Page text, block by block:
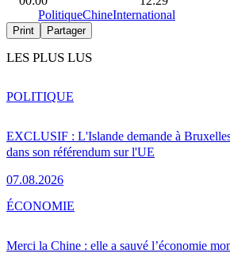
PolitiqueChineInternational
Print Partager
LES PLUS LUS
EXCLUSIF : L'Islande demande à
dans son référendum sur l'UE
07.08.2026
POLITIQUE
Merci la Chine : elle a sauvé l’économie
ÉCONOMIE